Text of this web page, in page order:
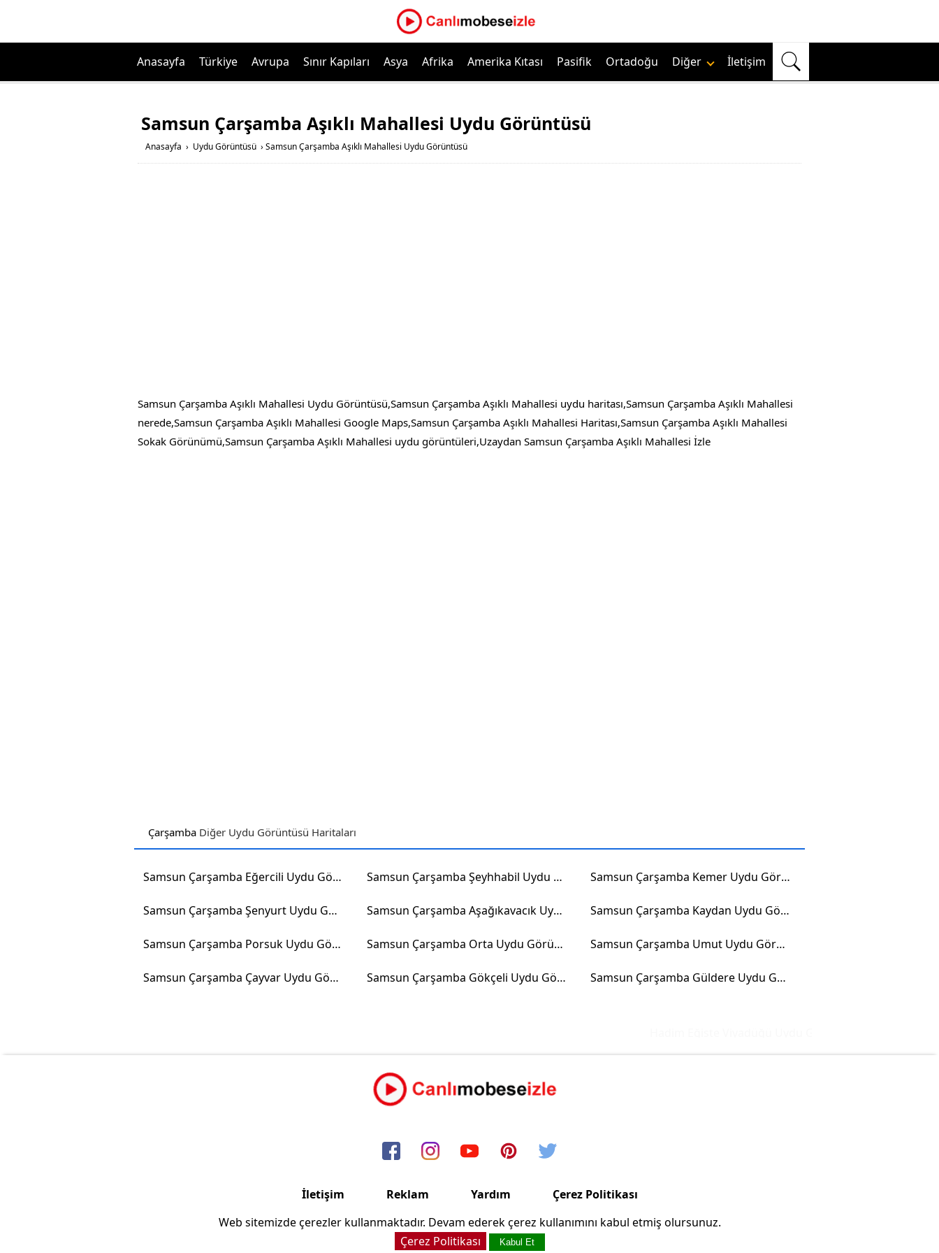
Anasayfa Türkiye Avrupa Sınır Kapıları Asya Afrika Amerika Kıtası Pasifik Ortadoğu Diğer İletişim
Samsun Çarşamba Aşıklı Mahallesi Uydu Görüntüsü
Anasayfa › Uydu Görüntüsü › Samsun Çarşamba Aşıklı Mahallesi Uydu Görüntüsü
Samsun Çarşamba Aşıklı Mahallesi Uydu Görüntüsü,Samsun Çarşamba Aşıklı Mahallesi uydu haritası,Samsun Çarşamba Aşıklı Mahallesi
nerede,Samsun Çarşamba Aşıklı Mahallesi Google Maps,Samsun Çarşamba Aşıklı Mahallesi Haritası,Samsun Çarşamba Aşıklı Mahallesi
Sokak Görünümü,Samsun Çarşamba Aşıklı Mahallesi uydu görüntüleri,Uzaydan Samsun Çarşamba Aşıklı Mahallesi İzle
Çarşamba Diğer Uydu Görüntüsü Haritaları
Samsun Çarşamba Eğercili Uydu Görüntüsü Samsun Çarşamba Şeyhhabil Uydu Görüntüsü Samsun Çarşamba Kemer Uydu Görüntüsü
Samsun Çarşamba Şenyurt Uydu Görüntüsü Samsun Çarşamba Aşağıkavacık Uydu Görüntüsü Samsun Çarşamba Kaydan Uydu Görüntüsü
Samsun Çarşamba Porsuk Uydu Görüntüsü Samsun Çarşamba Orta Uydu Görüntüsü Samsun Çarşamba Umut Uydu Görüntüsü
Samsun Çarşamba Çayvar Uydu Görüntüsü Samsun Çarşamba Gökçeli Uydu Görüntüsü Samsun Çarşamba Güldere Uydu Görüntüsü
İletişim Reklam Yardım Çerez Politikası
Copyright © 2006/2024 Canlimobeseizle.com
Web sitemizde çerezler kullanmaktadır. Devam ederek çerez kullanımını kabul etmiş olursunuz.
Çerez Politikası
Kabul Et